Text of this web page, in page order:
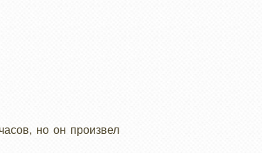
но он произвел